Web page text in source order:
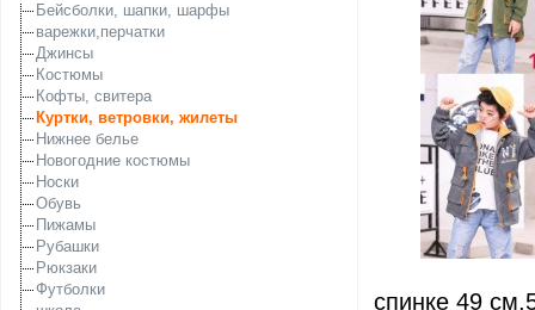
Бейсболки, шапки, шарфы
варежки,перчатки
Джинсы
Костюмы
Кофты, свитера
Куртки, ветровки, жилеты
Нижнее белье
Новогодние костюмы
Носки
Обувь
Пижамы
Рубашки
Рюкзаки
Футболки
спинке 49